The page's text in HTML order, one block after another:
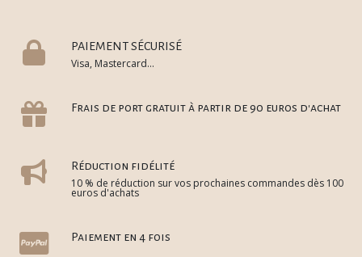
PAIEMENT SÉCURISÉ
Visa, Mastercard...
Frais de port gratuit à partir de 90 euros d'achat
Réduction fidélité
10 % de réduction sur vos prochaines commandes dès 100
euros d'achats
Paiement en 4 fois